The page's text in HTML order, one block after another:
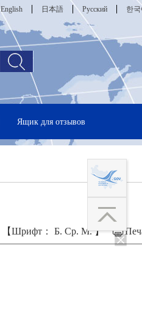
한
Русский
日本語
English
Ящик для отзывов
【Шрифт： Б. Ср. М.】